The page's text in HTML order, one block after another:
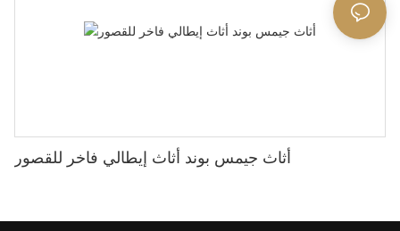
أثاث جيمس بوند أثاث إيطالي فاخر للقصور